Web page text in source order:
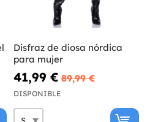
Disfraz de diosa nórdica
para mujer
41,99 € 89,99 €
DISPONIBLE